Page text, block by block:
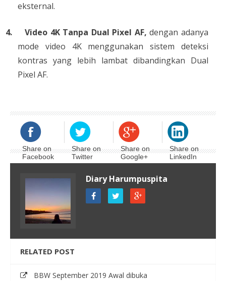
eksternal.
4. Video 4K Tanpa Dual Pixel AF,dengan adanya
mode video 4K menggunakan sistem deteksi
kontras yang lebih lambat dibandingkan Dual
Pixel AF.
Share on
Facebook
Share on
Twitter
Share on
Google+
Share on
LinkedIn
Diary Harumpuspita
RELATED POST
BBW September 2019 Awal dibuka